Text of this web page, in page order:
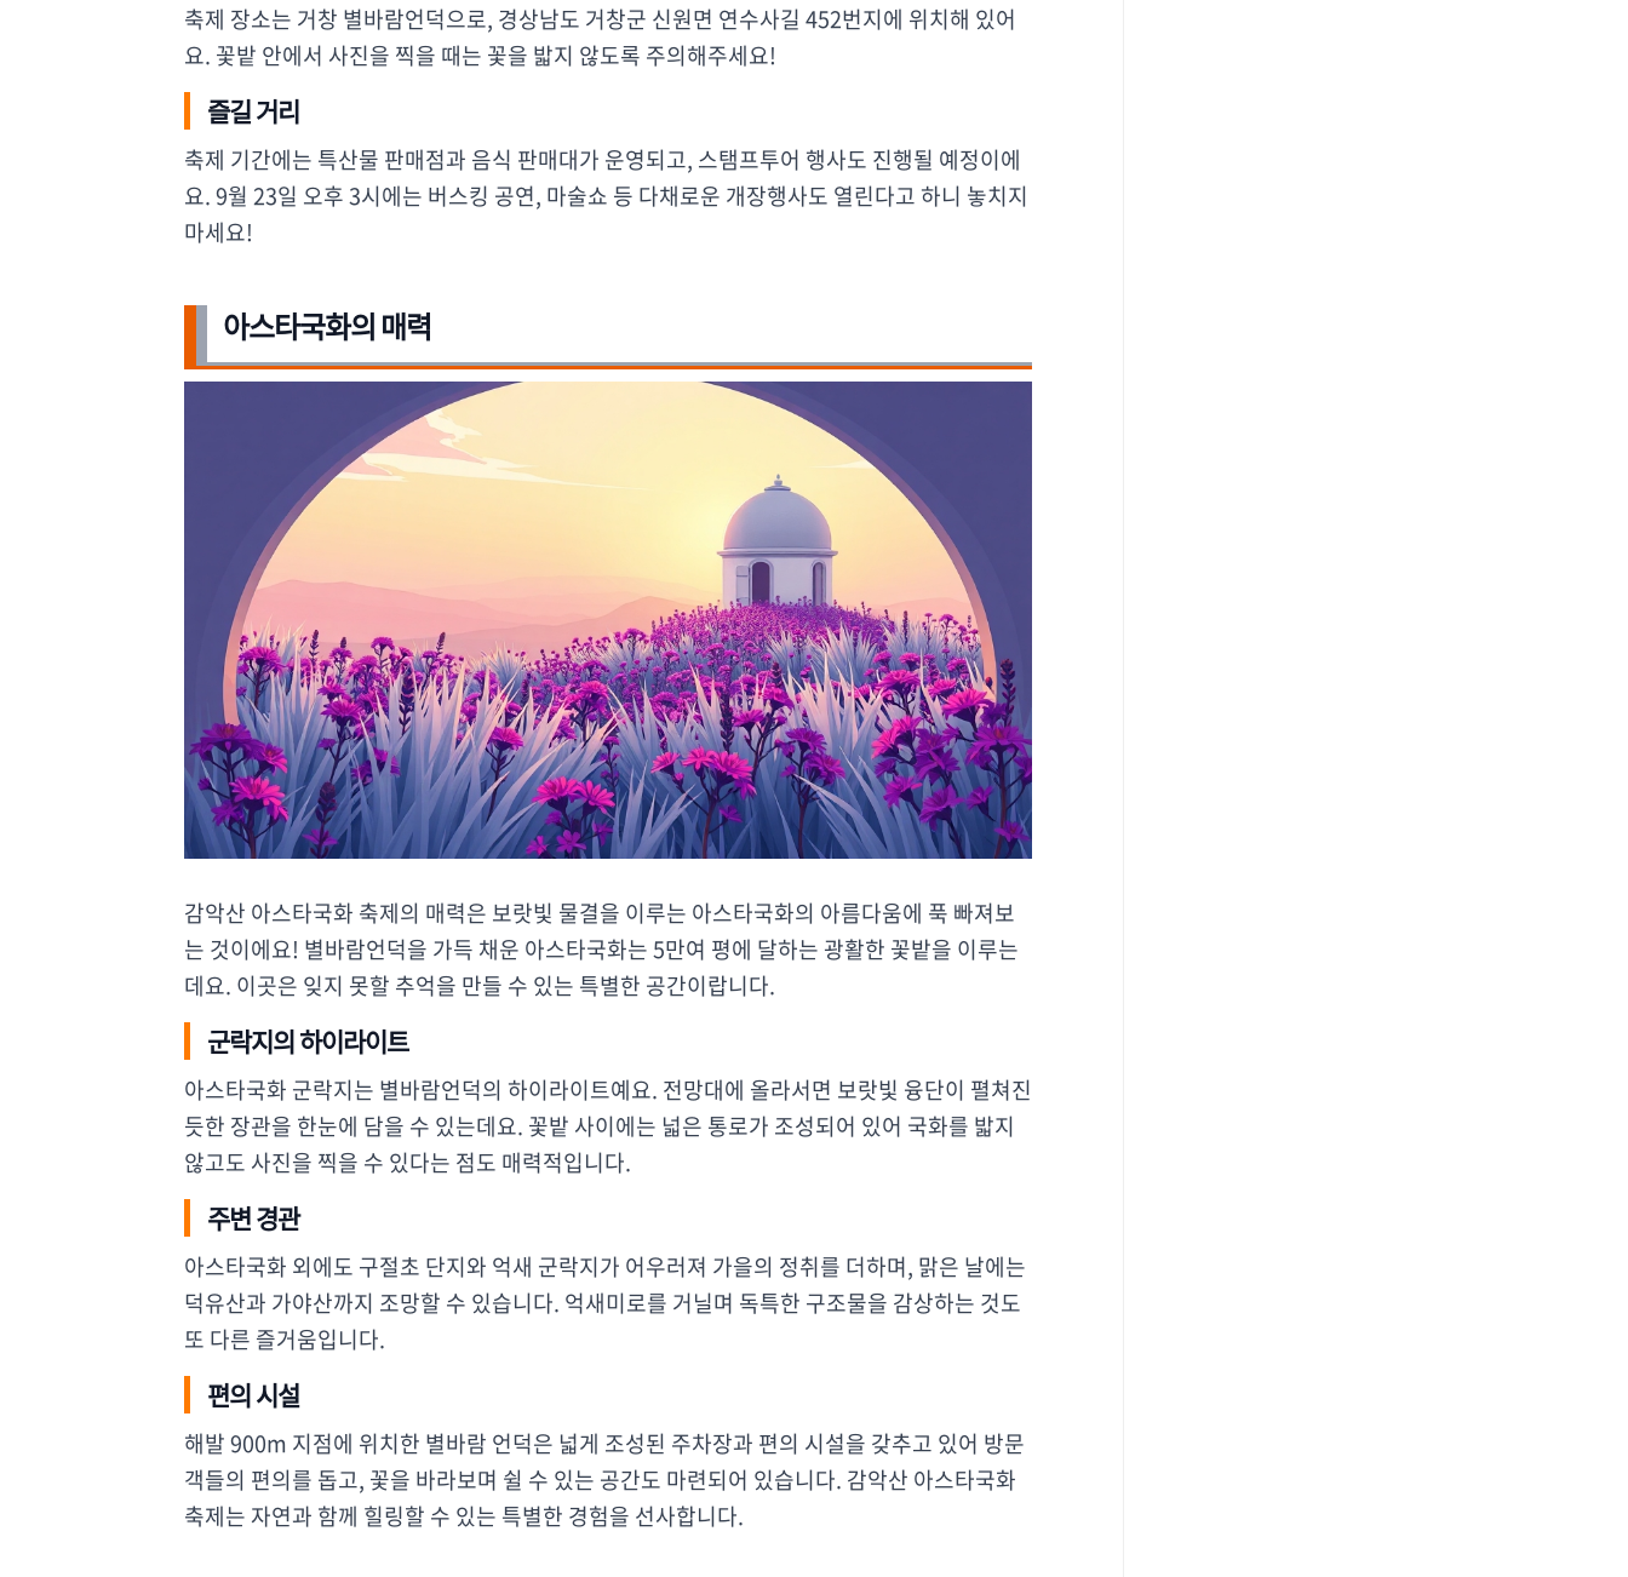
축제 장소는 거창 별바람언덕으로, 경상남도 거창군 신원면 연수사길 452번지에 위치해 있어
요. 꽃밭 안에서 사진을 찍을 때는 꽃을 밟지 않도록 주의해주세요!
즐길 거리
축제 기간에는 특산물 판매점과 음식 판매대가 운영되고, 스탬프투어 행사도 진행될 예정이에
요. 9월 23일 오후 3시에는 버스킹 공연, 마술쇼 등 다채로운 개장행사도 열린다고 하니 놓치지
마세요!
아스타국화의 매력
감악산 아스타국화 축제의 매력은 보랏빛 물결을 이루는 아스타국화의 아름다움에 푹 빠져보
는 것이에요! 별바람언덕을 가득 채운 아스타국화는 5만여 평에 달하는 광활한 꽃밭을 이루는
데요. 이곳은 잊지 못할 추억을 만들 수 있는 특별한 공간이랍니다.
군락지의 하이라이트
아스타국화 군락지는 별바람언덕의 하이라이트예요. 전망대에 올라서면 보랏빛 융단이 펼쳐진
듯한 장관을 한눈에 담을 수 있는데요. 꽃밭 사이에는 넓은 통로가 조성되어 있어 국화를 밟지
않고도 사진을 찍을 수 있다는 점도 매력적입니다.
주변 경관
아스타국화 외에도 구절초 단지와 억새 군락지가 어우러져 가을의 정취를 더하며, 맑은 날에는
덕유산과 가야산까지 조망할 수 있습니다. 억새미로를 거닐며 독특한 구조물을 감상하는 것도
또 다른 즐거움입니다.
편의 시설
해발 900m 지점에 위치한 별바람 언덕은 넓게 조성된 주차장과 편의 시설을 갖추고 있어 방문
객들의 편의를 돕고, 꽃을 바라보며 쉴 수 있는 공간도 마련되어 있습니다. 감악산 아스타국화
축제는 자연과 함께 힐링할 수 있는 특별한 경험을 선사합니다.